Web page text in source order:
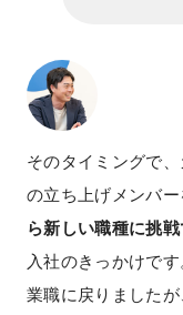
そのタイミングで
の立ち上げメンバー
ら新しい職種に挑
入社のきっかけで
業職に戻りました